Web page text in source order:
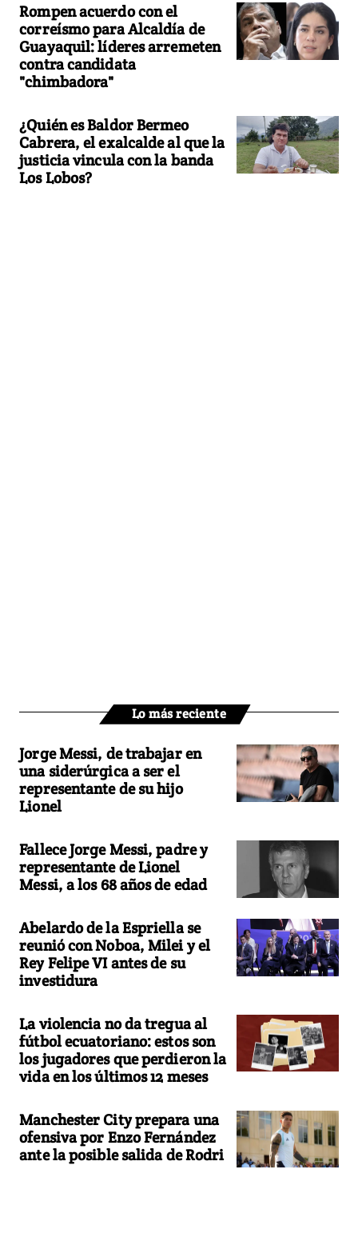
Rompen acuerdo con el
correísmo para Alcaldía de
Guayaquil: líderes arremeten
contra candidata
"chimbadora"
¿Quién es Baldor Bermeo
Cabrera, el exalcalde al que la
justicia vincula con la banda
Los Lobos?
Lo más reciente
Jorge Messi, de trabajar en
una siderúrgica a ser el
representante de su hijo
Lionel
Fallece Jorge Messi, padre y
representante de Lionel
Messi, a los 68 años de edad
Abelardo de la Espriella se
reunió con Noboa, Milei y el
Rey Felipe VI antes de su
investidura
La violencia no da tregua al
fútbol ecuatoriano: estos son
los jugadores que perdieron la
vida en los últimos 12 meses
Manchester City prepara una
ofensiva por Enzo Fernández
ante la posible salida de Rodri